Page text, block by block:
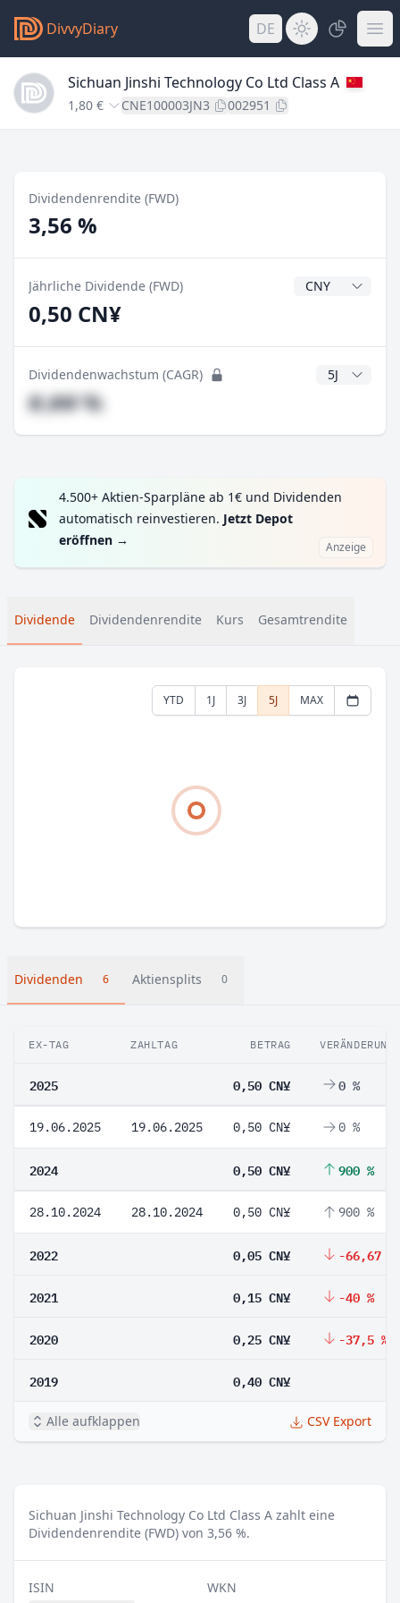
DivvyDiary DE
Sichuan Jinshi Technology Co Ltd Class A
1,80 € CNE100003JN3 002951
Dividendenrendite (FWD)
3,56 %
Jährliche Dividende (FWD)
0,50 CN¥
Dividendenwachstum (CAGR) CAGR Jahre
#,## %
4.500+ Aktien-Sparpläne ab 1€ und Dividenden
automatisch reinvestieren. Jetzt Depot
eröffnen → Anzeige
Dividende Dividendenrendite Kurs Gesamtrendite
YTD 1J 3J 5J MAX
Dividenden 6 Aktiensplits 0
EX-TAG ZAHLTAG BETRAG VERÄNDERUNG
2025 0,50 CN¥ 0 %
19.06.2025 19.06.2025 0,50 CN¥ 0 %
2024 0,50 CN¥ 900 %
28.10.2024 28.10.2024 0,50 CN¥ 900 %
2022 0,05 CN¥ -66,67 %
2021 0,15 CN¥ -40 %
2020 0,25 CN¥ -37,5 %
2019 0,40 CN¥
Alle aufklappen CSV Export
Sichuan Jinshi Technology Co Ltd Class A zahlt eine
Dividendenrendite (FWD) von 3,56 %.
ISIN
WKN